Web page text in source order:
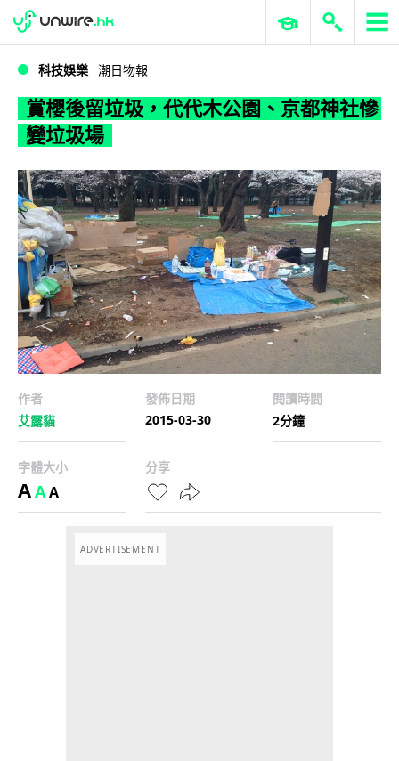
WWDC 2026 ERP 與商業 AI
科技娛樂 潮日物報
賞櫻後留垃圾，代代木公園、京都神社慘
變垃圾場
作者
艾露貓
發佈日期
2015-03-30
閱讀時間
2分鐘
字體大小
AAA
分享
ADVERTISEMENT